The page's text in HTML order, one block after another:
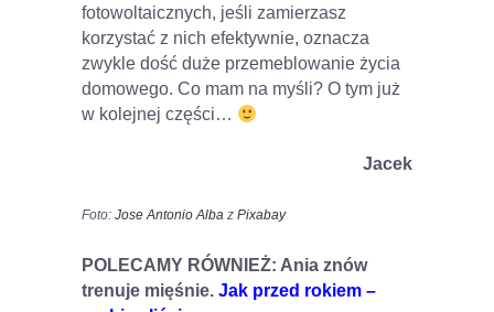
fotowoltaicznych, jeśli zamierzasz
korzystać z nich efektywnie, oznacza
zwykle dość duże przemeblowanie życia
domowego. Co mam na myśli? O tym już
w kolejnej części…
Jacek
Foto: Jose Antonio Alba z Pixabay
POLECAMY RÓWNIEŻ: Ania znów
trenuje mięśnie. Jak przed rokiem –